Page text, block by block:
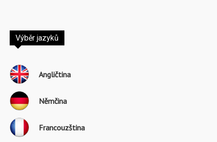
Výběr jazyků
Angličtina
Němčina
Francouzština